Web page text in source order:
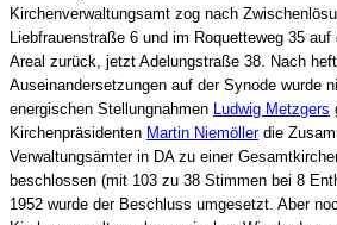
Kirchenverwaltungsamt zog nach
Liebfrauenstraße 6 und im Roquetteweg 35
Areal zurück, jetzt Adelungstraße 38. Nach
Auseinandersetzungen auf der Synode wurde
energischen Stellungnahmen Ludwig Metzgers
Kirchenpräsidenten Martin Niemöllerdie
Verwaltungsämter in DA zu einer
beschlossen (mit 103 zu 38 Stimmen bei 8
1952 wurde der Beschluss umgesetzt. Aber